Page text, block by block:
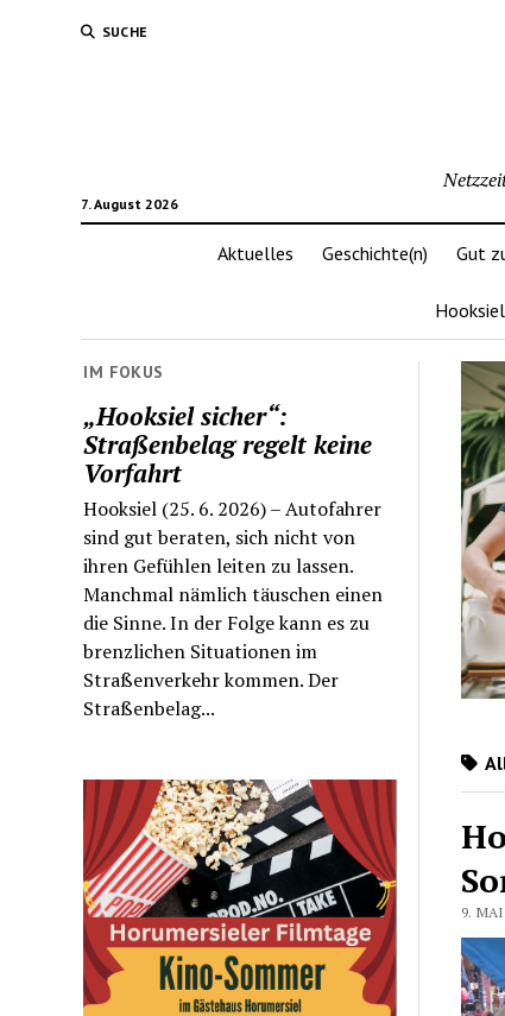
SUCHE
7. August 2026
Aktuelles Geschichte(n) Gut
IM FOKUS
„Hooksiel sicher“:
Straßenbelag regelt keine
Vorfahrt
Hooksiel (25. 6. 2026) – Autofahrer
sind gut beraten, sich nicht von
ihren Gefühlen leiten zu lassen.
Manchmal nämlich täuschen einen
die Sinne. In der Folge kann es zu
brenzlichen Situationen im
Straßenverkehr kommen. Der
Straßenbelag...
9.